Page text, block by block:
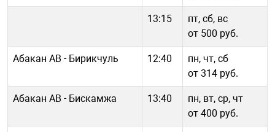
13:15
пт, сб, вс
от 500 руб.
Абакан АВ - Бирикчуль 12:40
пн, чт, сб
от 314 руб.
Абакан АВ - Бискамжа 13:40
пн, вт, ср, чт
от 400 руб.